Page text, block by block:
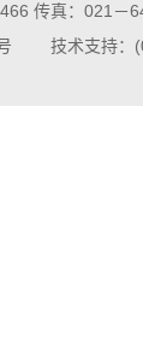
传真：021－
技术支持：